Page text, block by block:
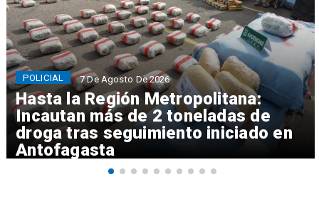
Hasta la Región Metropolitana:
Incautan más de 2 toneladas de
droga tras seguimiento iniciado en
Antofagasta
POLICIAL 7 De Agosto De 2026